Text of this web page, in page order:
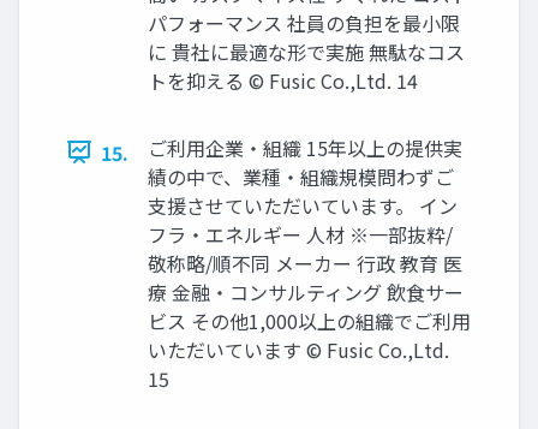
パフォーマンス 社員の負担を最小限
に 貴社に最適な形で実施 無駄なコス
トを抑える ©️ Fusic Co.,Ltd. 14
15.
ご利用企業・組織 15年以上の提供実
績の中で、業種・組織規模問わずご
支援させていただいています。 イン
フラ・エネルギー 人材 ※一部抜粋/
敬称略/順不同 メーカー 行政 教育 医
療 金融・コンサルティング 飲食サー
ビス その他1,000以上の組織でご利用
いただいています ©️ Fusic Co.,Ltd.
15